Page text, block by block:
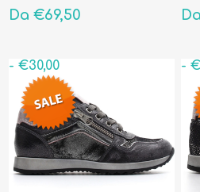
Da €69,50
- €30,00 -